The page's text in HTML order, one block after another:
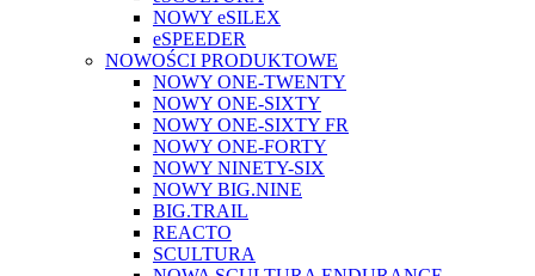
NOWY eSILEX
eSPEEDER
NOWOŚCI PRODUKTOWE
NOWY ONE-TWENTY
NOWY ONE-SIXTY
NOWY ONE-SIXTY FR
NOWY ONE-FORTY
NOWY NINETY-SIX
NOWY BIG.NINE
BIG.TRAIL
REACTO
SCULTURA